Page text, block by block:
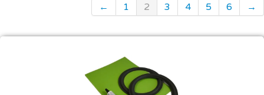
← 1 2 3 4 5 6 →